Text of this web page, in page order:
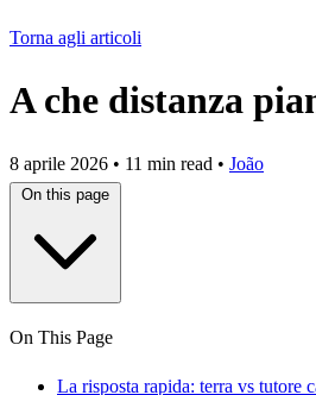
Torna agli articoli
A che distanza
8 aprile 2026 • 11 min read • João
On this page
On This Page
La risposta rapida: terra vs tutore